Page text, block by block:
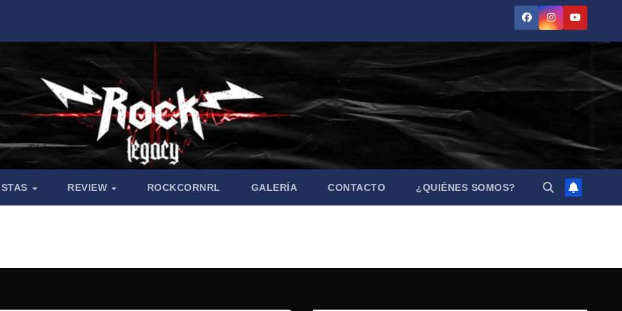
REVIEW ROCKCORNRL GALERÍA CONTACTO ¿QUIÉNES SOMOS?